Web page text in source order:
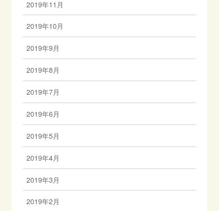
2019年11月
2019年10月
2019年9月
2019年8月
2019年7月
2019年6月
2019年5月
2019年4月
2019年3月
2019年2月